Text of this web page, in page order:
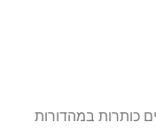
כותרות במהדורות